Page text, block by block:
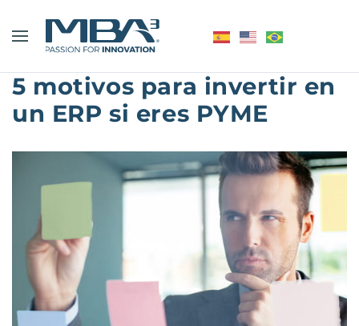
5 motivos para invertir en
un ERP si eres PYME